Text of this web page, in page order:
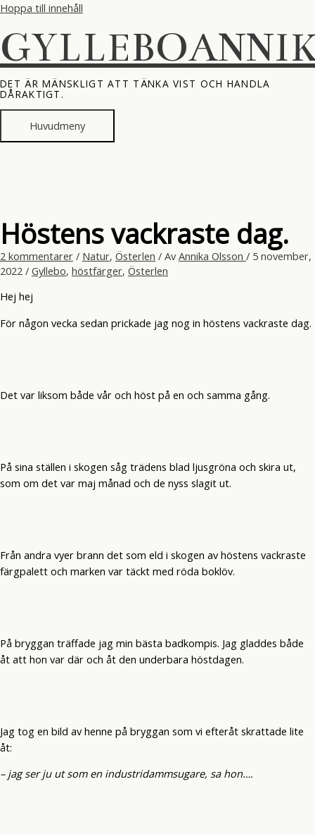
Hoppa till innehåll
DET ÄR MÄNSKLIGT ATT TÄNKA VIST OCH HANDLA
DÅRAKTIGT.
Huvudmeny
Höstens vackraste dag.
2 kommentarer / Natur, Österlen / Av Annika Olsson / 5 november,
2022 / Gyllebo, höstfärger, Österlen
Hej hej
För någon vecka sedan prickade jag nog in höstens vackraste dag.
Det var liksom både vår och höst på en och samma gång.
På sina ställen i skogen såg trädens blad ljusgröna och skira ut,
som om det var maj månad och de nyss slagit ut.
Från andra vyer brann det som eld i skogen av höstens vackraste
färgpalett och marken var täckt med röda boklöv.
På bryggan träffade jag min bästa badkompis. Jag gladdes både
åt att hon var där och åt den underbara höstdagen.
Jag tog en bild av henne på bryggan som vi efteråt skrattade lite
åt:
– jag ser ju ut som en industridammsugare, sa hon….